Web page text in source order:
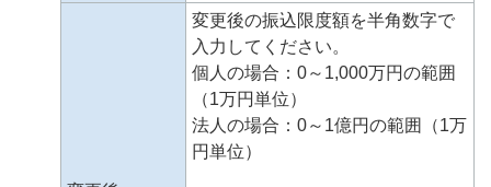
変更後の振込限度額を半角数字で
入力してください。
個人の場合：0～1,000万円の範囲
（1万円単位）
法人の場合：0～1億円の範囲（1万
円単位）